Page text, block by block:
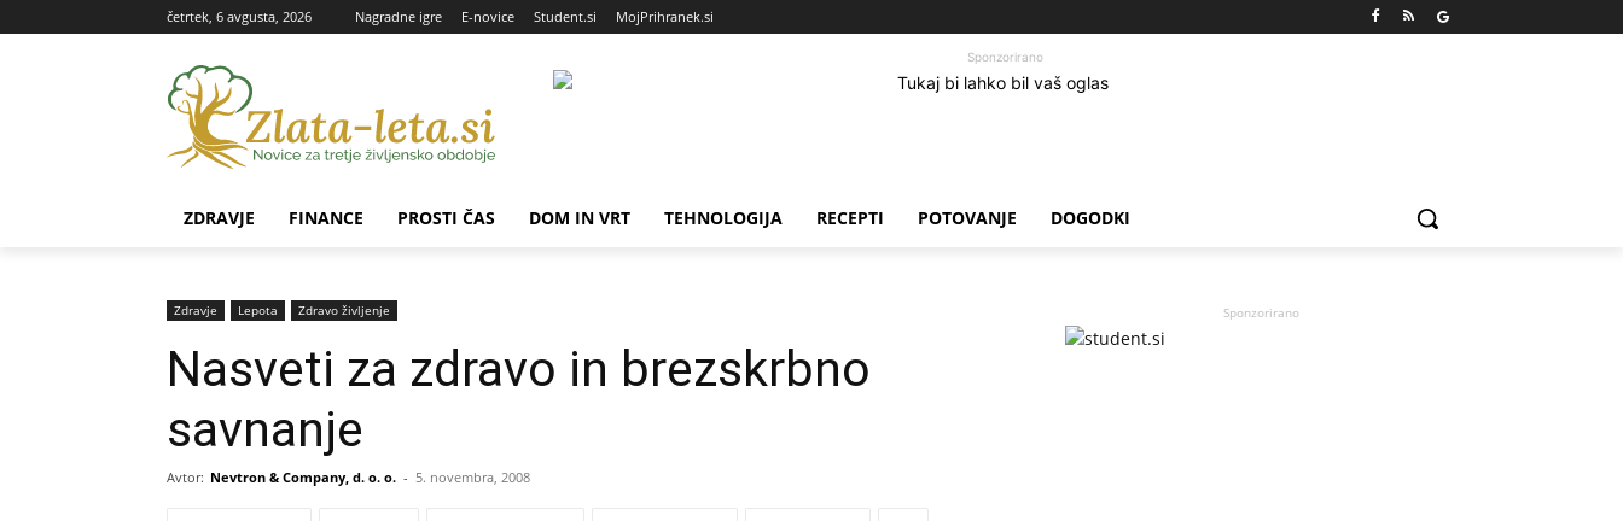
četrtek, 6 avgusta, 2026 Nagradne igre E-novice Student.si MojPrihranek.si
Sponzorirano
ZDRAVJE FINANCE PROSTI ČAS DOM IN VRT TEHNOLOGIJA RECEPTI POTOVANJE DOGODKI
Zdravje Lepota Zdravo življenje
Nasveti za zdravo in brezskrbno
savnanje
Avtor: Nevtron & Company, d. o. o. - 5. novembra, 2008
Sponzorirano